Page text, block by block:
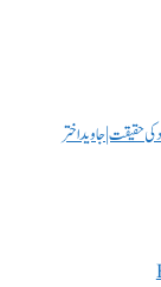
حقیقت | جاوید اختر